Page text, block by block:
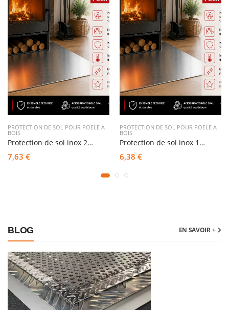
PROTECTION DE SOL POUR POELE A
BOIS
Protection de sol inox 2mm épaisseur sur mesure pour poêle à bois
7,63 €
PROTECTION DE SOL POUR POELE A
BOIS
Protection de sol inox 1mm épaisseur sur mesure pour poêle à bois
6,38 €
BLOG EN SAVOIR +